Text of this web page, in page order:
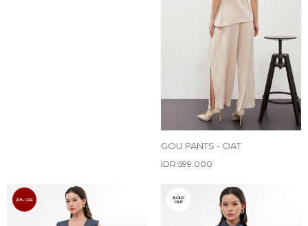
GOU PANTS - OAT
IDR 599.000
20% OFF SOLD
OUT